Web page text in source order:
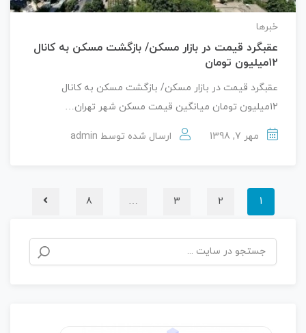
خبرها
عقبگرد قیمت در بازار مسکن/ بازگشت مسکن به کانال
۱۲میلیون تومان
عقبگرد قیمت در بازار مسکن/ بازگشت مسکن به کانال
۱۲میلیون تومان میانگین قیمت مسکن شهر تهران…
مهر 7, 1398 ارسال شده توسط admin
1
2
3
…
8